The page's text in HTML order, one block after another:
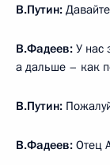
В.Путин:
В.Фадеев: У нас
а дальше – как
В.Путин:
В.Фадеев: Отец